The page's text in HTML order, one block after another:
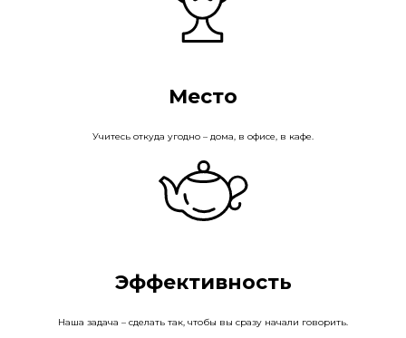
Место
Учитесь откуда угодно – дома, в офисе, в кафе.
Эффективность
Наша задача – сделать так, чтобы вы сразу начали говорить.